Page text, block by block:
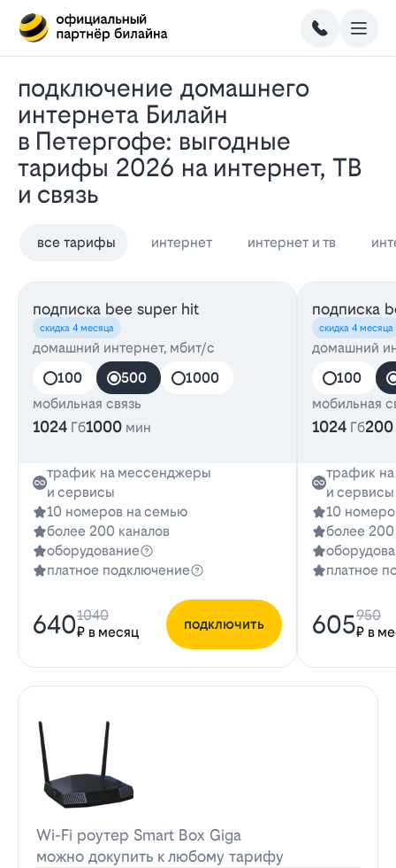
Подключение домашнего
интернета Билайн
в Петергофе: выгодные
тарифы 2026 на интернет, ТВ
и связь
все тарифы интернет интернет и тв
подписка bee super hit
скидка 4 месяца
домашний интернет, мбит/с
100
500
1000
мобильная связь
1024 Гб1000 мин
трафик на мессенджеры
и сервисы
10 номеров на семью
более 200 каналов
оборудование
платное подключение
640₽ в месяц
1040
подключить
подписка
скидка 4 месяца
домашний
100
мобильная
1024 Гб200
трафик
и сервисы
10
более 200
платное
605₽ в
950
Wi-Fi роутер Smart Box Giga
можно докупить к любому тарифу